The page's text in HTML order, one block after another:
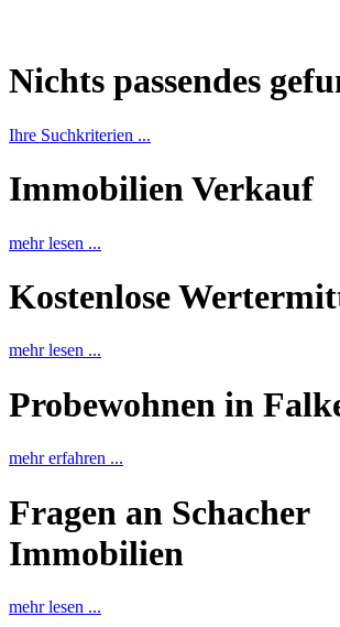
Nichts passendes
Ihre Suchkriterien ...
Immobilien Verkauf
mehr lesen ...
Kostenlose
mehr lesen ...
Probewohnen in
mehr erfahren ...
Fragen an Schacher
Immobilien
mehr lesen ...